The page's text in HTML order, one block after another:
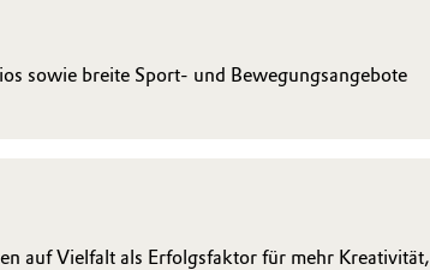
sowie breite Sport- und Bewegungsangebote
auf Vielfalt als Erfolgsfaktor für mehr Kreativität,